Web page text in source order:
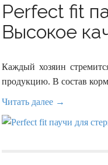
Perfect fit
Высокое
Каждый хозяин
продукцию. В состав
Читать далее →